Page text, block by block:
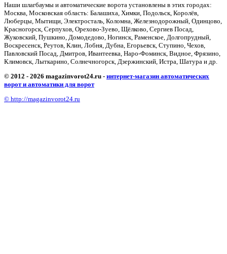
Наши шлагбаумы и автоматические ворота установлены в этих городах:
Москва, Московская область: Балашиха, Химки, Подольск, Королёв,
Люберцы, Мытищи, Электросталь, Коломна, Железнодорожный, Одинцово,
Красногорск, Серпухов, Орехово-Зуево, Щёлково, Сергиев Посад,
Жуковский, Пушкино, Домодедово, Ногинск, Раменское, Долгопрудный,
Воскресенск, Реутов, Клин, Лобня, Дубна, Егорьевск, Ступино, Чехов,
Павловский Посад, Дмитров, Ивантеевка, Наро-Фоминск, Видное, Фрязино,
Климовск, Лыткарино, Солнечногорск, Дзержинский, Истра, Шатура и др.
© 2012 - 2026 magazinvorot24.ru - интернет-магазин автоматических
ворот и автоматики для ворот
© http://magazinvorot24.ru